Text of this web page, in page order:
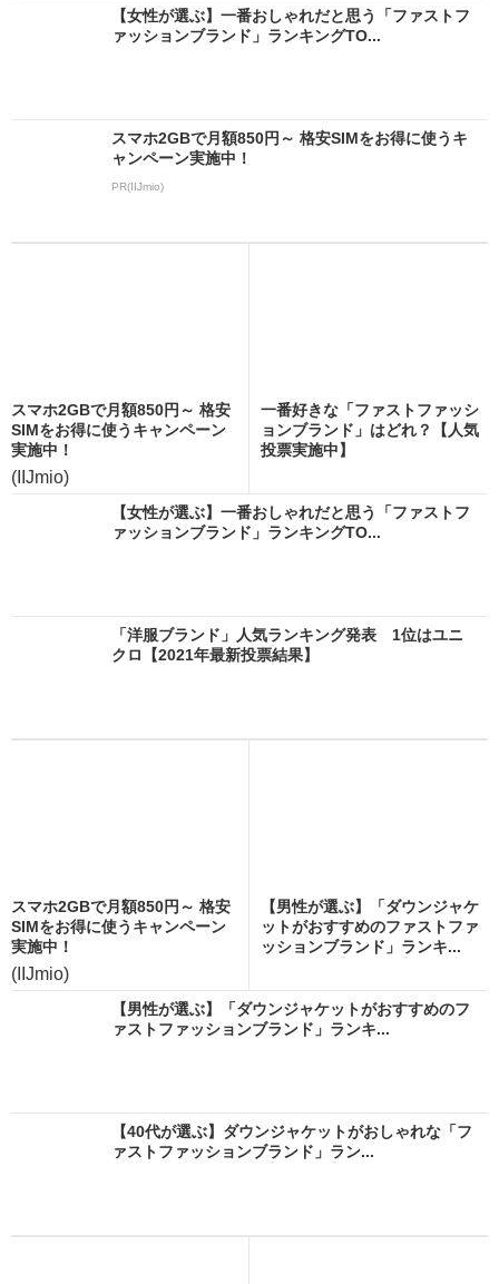
【女性が選ぶ】一番おしゃれだと思う「ファストフ
ァッションブランド」ランキングTO...
スマホ2GBで月額850円～ 格安SIMをお得に使うキ
ャンペーン実施中！
PR(IIJmio)
スマホ2GBで月額850円～ 格安
SIMをお得に使うキャンペーン
実施中！
(IIJmio)
一番好きな「ファストファッシ
ョンブランド」はどれ？【人気
投票実施中】
【女性が選ぶ】一番おしゃれだと思う「ファストフ
ァッションブランド」ランキングTO...
「洋服ブランド」人気ランキング発表 1位はユニ
クロ【2021年最新投票結果】
スマホ2GBで月額850円～ 格安
SIMをお得に使うキャンペーン
実施中！
(IIJmio)
【男性が選ぶ】「ダウンジャケ
ットがおすすめのファストファ
ッションブランド」ランキ...
【男性が選ぶ】「ダウンジャケットがおすすめのフ
ァストファッションブランド」ランキ...
【40代が選ぶ】ダウンジャケットがおしゃれな「フ
ァストファッションブランド」ラン...